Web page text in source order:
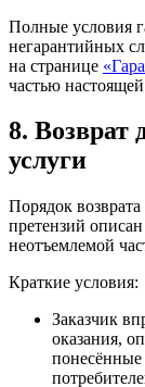
Полные условия
негарантийных
на странице
частью
8. Возврат
услуги
Порядок
претензий
неотъемлемой
Краткие условия:
Заказчик
оказания,